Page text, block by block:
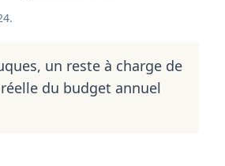
un reste à charge de
du budget annuel